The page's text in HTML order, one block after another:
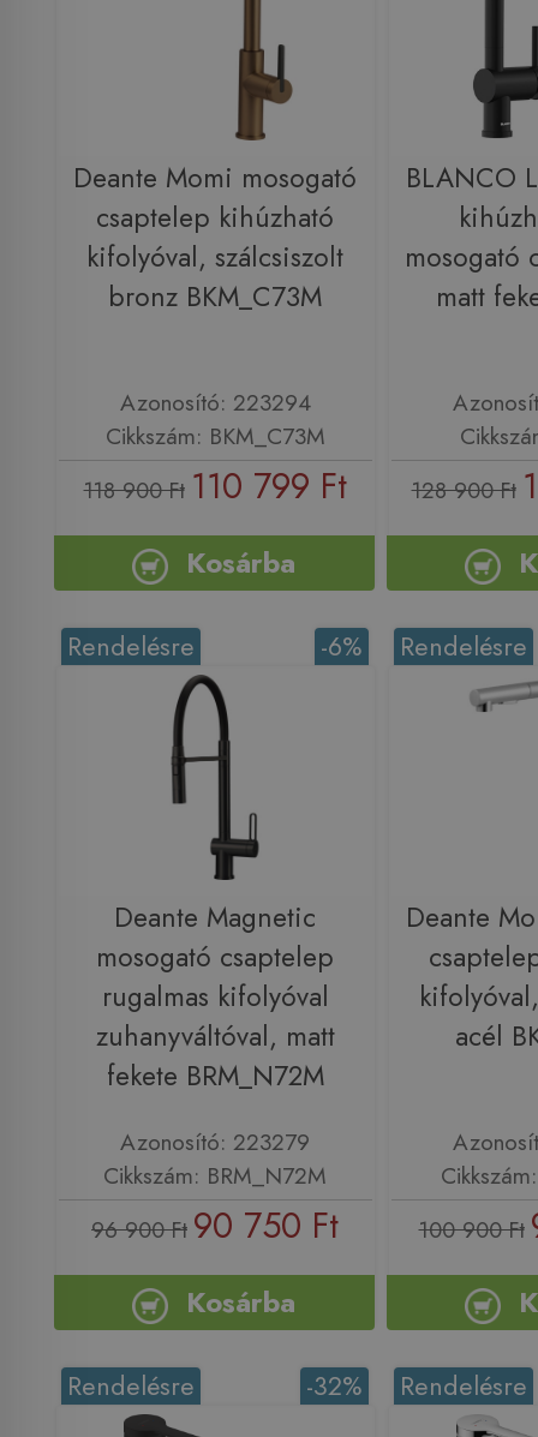
Deante Momi mosogató
csaptelep kihúzható
kifolyóval, szálcsiszolt
bronz BKM_C73M
Azonosító: 223294
Cikkszám: BKM_C73M
118 900 Ft 110 799 Ft
Kosárba
BLANCO
mosogató
matt
128 900 Ft
-6%
Rendelésre
Deante Magnetic
mosogató csaptelep
rugalmas kifolyóval
zuhanyváltóval, matt
fekete BRM_N72M
Azonosító: 223279
Cikkszám: BRM_N72M
96 900 Ft 90 750 Ft
Kosárba
Rendelésre
Deante
acél
100 900 Ft
-32%
Rendelésre Rendelésre